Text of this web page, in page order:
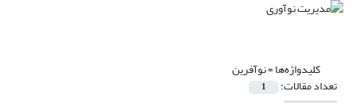
کلیدواژه‌ها =نوآفرین
تعداد مقالات: 1